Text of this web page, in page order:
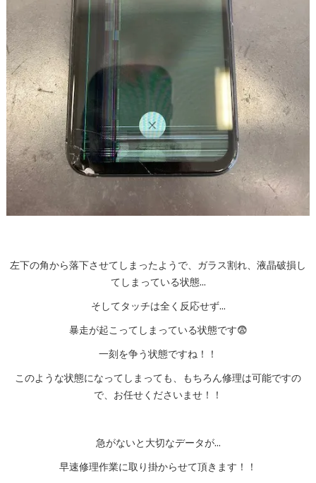
左下の角から落下させてしまったようで、ガラス割れ、液晶破損し
てしまっている状態…
そしてタッチは全く反応せず…
暴走が起こってしまっている状態です😨
一刻を争う状態ですね！！
このような状態になってしまっても、もちろん修理は可能ですの
で、お任せくださいませ！！
急がないと大切なデータが…
早速修理作業に取り掛からせて頂きます！！